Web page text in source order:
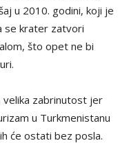
u 2010. godini, koji je
se krater zatvori
što opet ne bi
velika zabrinutost jer
u Turkmenistanu
će ostati bez posla.